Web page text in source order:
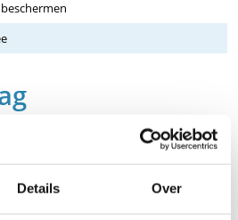
Details Over
om met jou in contact te komen.